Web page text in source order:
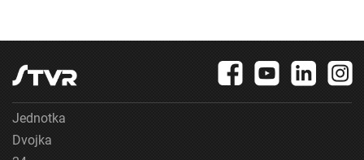
Jednotka
Dvojka